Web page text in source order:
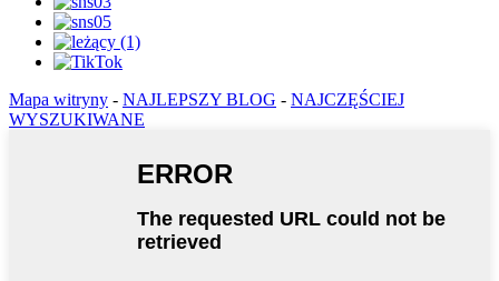
Mapa witryny - NAJLEPSZY BLOG - NAJCZĘŚCIEJ
WYSZUKIWANE